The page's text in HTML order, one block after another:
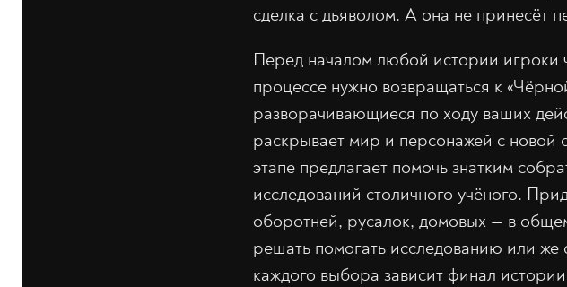
сделка с дьяволом. А она не принесёт
Перед началом любой истории
процессе нужно возвращаться к
разворачивающиеся по ходу ваших
раскрывает мир и персонажей с новой
этапе предлагает помочь знатким
исследований столичного учёного.
оборотней, русалок, домовых — в
решать помогать исследованию или же
каждого выбора зависит финал